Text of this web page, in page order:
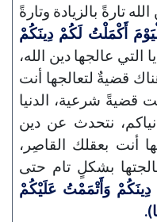
تارةً بالزيادة وتارةً
أَكْمَلْتُ لَكُمْ دِينَكُمْ
التي عالجها دين الله،
قضيةٌ لتعالجها أنت
قضيةً شرعية، الدنيا
نتحدث عن دين
أنت بعقلك القاصِر،
بشكلٍ تام حتى
وَأَتْمَمْتُ عَلَيْكُمْ